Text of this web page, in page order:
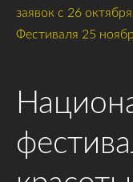
заявок с 26
Фестиваля 25